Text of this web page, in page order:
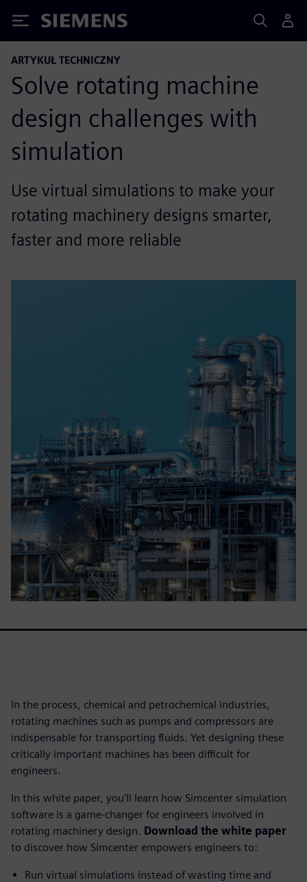
Siemens
ARTYKUŁ TECHNICZNY
Solve rotating machine
design challenges with
simulation
Use virtual simulations to make your
rotating machinery designs smarter,
faster and more reliable
In the process, chemical and petrochemical industries,
rotating machines such as pumps and compressors are
indispensable for transporting fluids. Yet designing these
critically important machines has been difficult for
engineers.
In this white paper, you'll learn how Simcenter simulation
software is a game-changer for engineers involved in
rotating machinery design. Download the white paper
to discover how Simcenter empowers engineers to:
Run virtual simulations instead of wasting time and